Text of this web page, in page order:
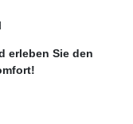
erleben Sie den